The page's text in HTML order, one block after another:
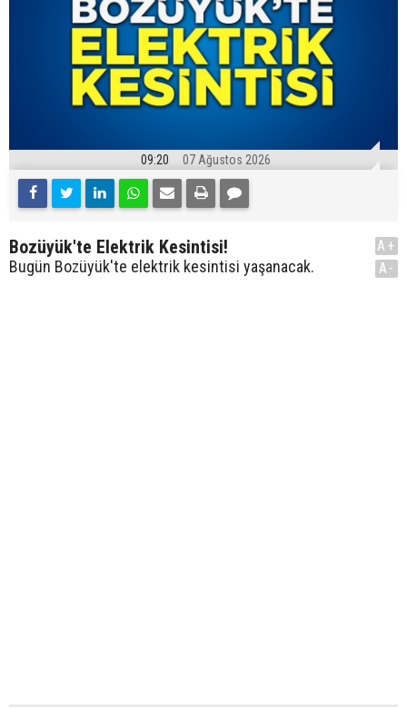
09:20 07 Ağustos 2026
Bozüyük'te Elektrik Kesintisi!
Bugün Bozüyük'te elektrik kesintisi yaşanacak.
A+
A-